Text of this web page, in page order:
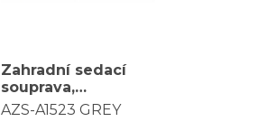
Zahradní sedací
souprava,
polyratan, šedá,
AZS-A1523 GREY